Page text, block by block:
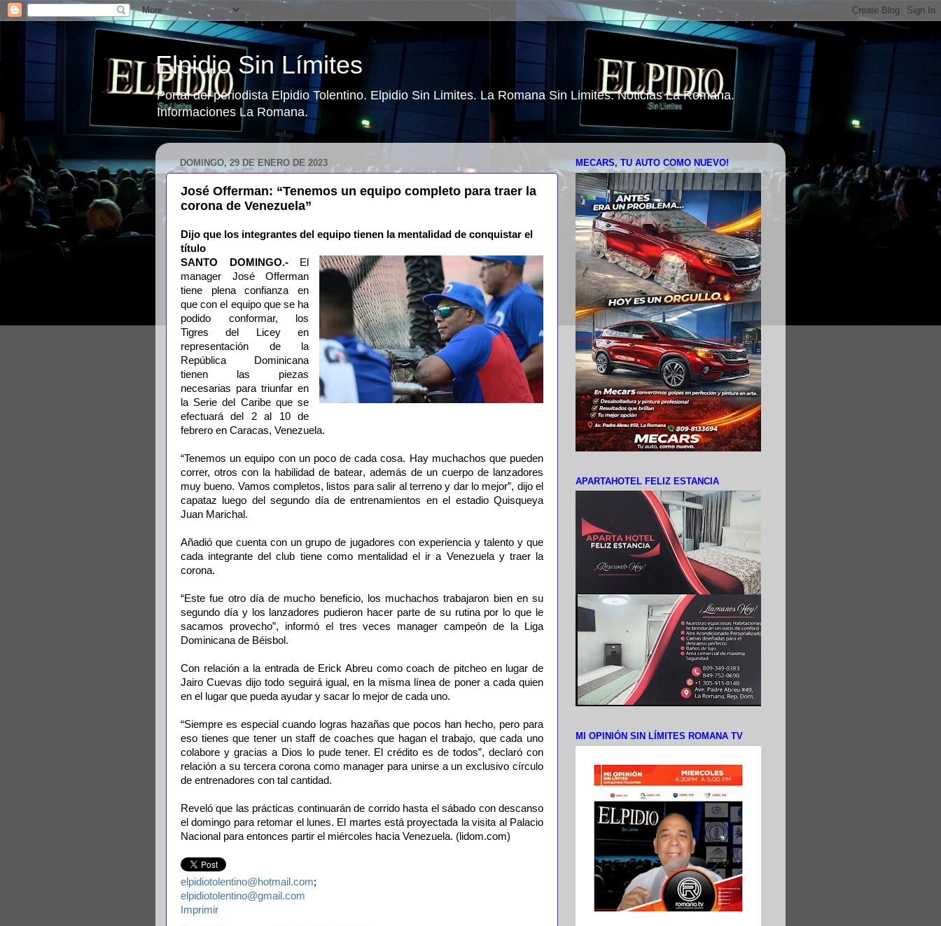
Elpidio Sin Límites
Portal del periodista Elpidio Tolentino. Elpidio Sin Limites. La Romana Sin Limites. Noticias La Romana.
Informaciones La Romana.
DOMINGO, 29 DE ENERO DE 2023
José Offerman: “Tenemos un equipo completo para traer la
corona de Venezuela”
Dijo que los integrantes del equipo tienen la mentalidad de conquistar el
título
SANTO DOMINGO.-El
manager José Offerman
tiene plena confianza en
que con el equipo que se ha
podido conformar, los
Tigres del Licey en
representación de la
República Dominicana
tienen las piezas
necesarias para triunfar en
la Serie del Caribe que se
efectuará del 2 al 10 de
febrero en Caracas, Venezuela.
“Tenemos un equipo con un poco de cada cosa. Hay muchachos que pueden
correr, otros con la habilidad de batear, además de un cuerpo de lanzadores
muy bueno. Vamos completos, listos para salir al terreno y dar lo mejor”, dijo el
capataz luego del segundo día de entrenamientos en el estadio Quisqueya
Juan Marichal.
Añadió que cuenta con un grupo de jugadores con experiencia y talento y que
cada integrante del club tiene como mentalidad el ir a Venezuela y traer la
corona.
“Este fue otro día de mucho beneficio, los muchachos trabajaron bien en su
segundo día y los lanzadores pudieron hacer parte de su rutina por lo que le
sacamos provecho”, informó el tres veces manager campeón de la Liga
Dominicana de Béisbol.
Con relación a la entrada de Erick Abreu como coach de pitcheo en lugar de
Jairo Cuevas dijo todo seguirá igual, en la misma línea de poner a cada quien
en el lugar que pueda ayudar y sacar lo mejor de cada uno.
“Siempre es especial cuando logras hazañas que pocos han hecho, pero para
eso tienes que tener un staff de coaches que hagan el trabajo, que cada uno
colabore y gracias a Dios lo pude tener. El crédito es de todos”, declaró con
relación a su tercera corona como manager para unirse a un exclusivo círculo
de entrenadores con tal cantidad.
Reveló que las prácticas continuarán de corrido hasta el sábado con descanso
el domingo para retomar el lunes. El martes está proyectada la visita al Palacio
Nacional para entonces partir el miércoles hacia Venezuela. (lidom.com)
elpidiotolentino@hotmail.com;
elpidiotolentino@gmail.com
Imprimir
MECARS, TU AUTO COMO NUEVO!
APARTAHOTEL FELIZ ESTANCIA
MI OPINIÓN SIN LÍMITES ROMANA TV